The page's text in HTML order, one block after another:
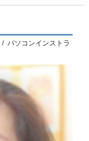
パソコンインストラ